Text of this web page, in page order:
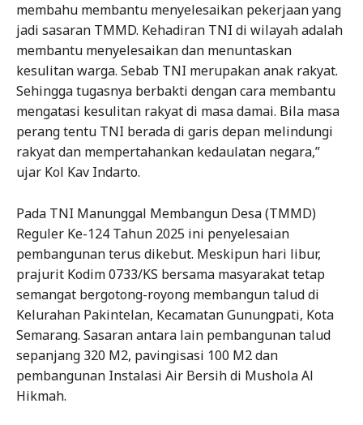
membahu membantu menyelesaikan pekerjaan yang
jadi sasaran TMMD. Kehadiran TNI di wilayah adalah
membantu menyelesaikan dan menuntaskan
kesulitan warga. Sebab TNI merupakan anak rakyat.
Sehingga tugasnya berbakti dengan cara membantu
mengatasi kesulitan rakyat di masa damai. Bila masa
perang tentu TNI berada di garis depan melindungi
rakyat dan mempertahankan kedaulatan negara,”
ujar Kol Kav Indarto.
Pada TNI Manunggal Membangun Desa (TMMD)
Reguler Ke-124 Tahun 2025 ini penyelesaian
pembangunan terus dikebut. Meskipun hari libur,
prajurit Kodim 0733/KS bersama masyarakat tetap
semangat bergotong-royong membangun talud di
Kelurahan Pakintelan, Kecamatan Gunungpati, Kota
Semarang. Sasaran antara lain pembangunan talud
sepanjang 320 M2, pavingisasi 100 M2 dan
pembangunan Instalasi Air Bersih di Mushola Al
Hikmah.